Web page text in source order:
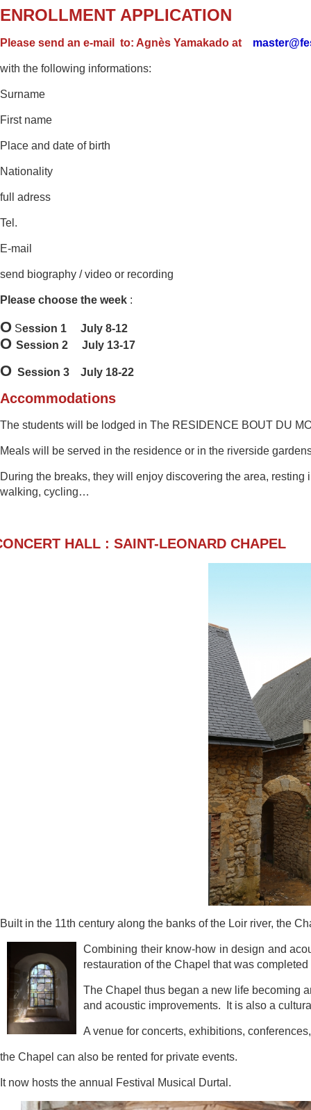
ENROLLMENT APPLICATION
Please send an e-mail to: Agnès Yamakado at
with the following informations:
Surname
First name
Place and date of birth
Nationality
full adress
Tel.
E-mail
send biography / video or recording
Please choose the week :
O Session 1 July 8-12
O Session 2 July 13-17
O Session 3 July 18-22
Accommodations
The students will be lodged in The RESIDENCE BOUT DU
Meals will be served in the residence or in the riverside
During the breaks, they will enjoy discovering the area, resting
walking, cycling…
HALL : SAINT-LEONARD CHAPEL
Built in the 11th century along the banks of the Loir river, the
Combining their know-how in design and
restauration of the Chapel that was completed
The Chapel thus began a new life becoming
and acoustic improvements. It is also a
A venue for concerts, exhibitions,
the Chapel can also be rented for private events.
It now hosts the annual Festival Musical Durtal.